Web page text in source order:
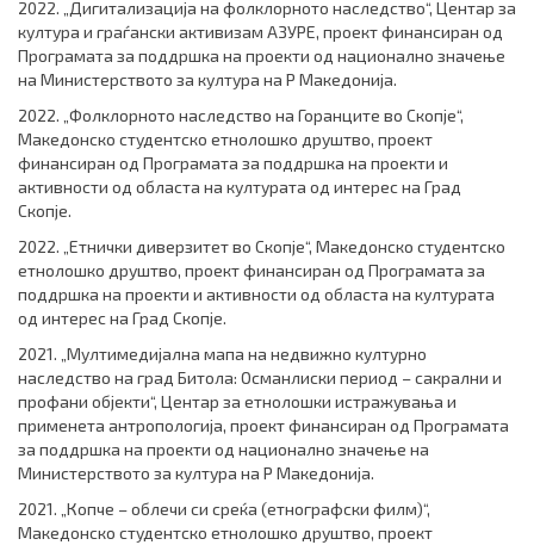
2022. „Дигитализација на фолклорното наследство“, Центар за
култура и граѓански активизам АЗУРЕ, проект финансиран од
Програмата за поддршка на проекти од национално значење
на Министерството за култура на Р Македонија.
2022. „Фолклорното наследство на Горанците во Скопје“,
Македонско студентско етнолошко друштво, проект
финансиран од Програмата за поддршка на проекти и
активности од областа на културата од интерес на Град
Скопје.
2022. „Етнички диверзитет во Скопје“, Македонско студентско
етнолошко друштво, проект финансиран од Програмата за
поддршка на проекти и активности од областа на културата
од интерес на Град Скопје.
2021. „Мултимедијална мапа на недвижно културно
наследство на град Битола: Османлиски период – сакрални и
профани објекти“, Центар за етнолошки истражувања и
применета антропологија, проект финансиран од Програмата
за поддршка на проекти од национално значење на
Министерството за култура на Р Македонија.
2021. „Копче – облечи си среќа (етнографски филм)“,
Македонско студентско етнолошко друштво, проект